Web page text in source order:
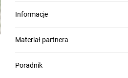
Informacje
Materiał partnera
Poradnik